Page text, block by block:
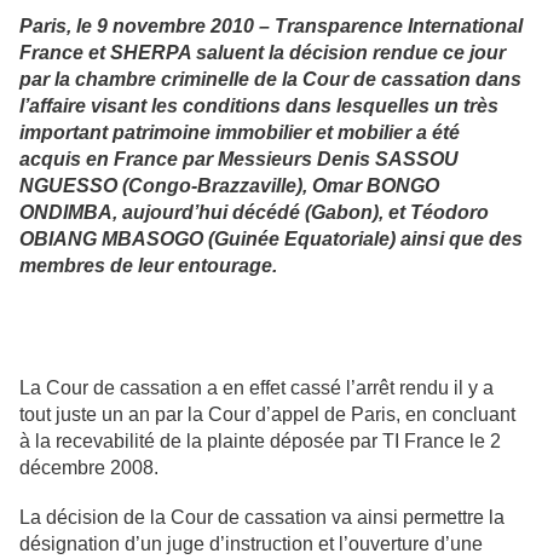
Paris, le 9 novembre 2010 – Transparence International
France et SHERPA saluent la décision rendue ce jour
par la chambre criminelle de la Cour de cassation dans
l’affaire visant les conditions dans lesquelles un très
important patrimoine immobilier et mobilier a été
acquis en France par Messieurs Denis SASSOU
NGUESSO (Congo-Brazzaville), Omar BONGO
ONDIMBA, aujourd’hui décédé (Gabon), et Téodoro
OBIANG MBASOGO (Guinée Equatoriale) ainsi que des
membres de leur entourage.
La Cour de cassation a en effet cassé l’arrêt rendu il y a
tout juste un an par la Cour d’appel de Paris, en concluant
à la recevabilité de la plainte déposée par TI France le 2
décembre 2008.
La décision de la Cour de cassation va ainsi permettre la
désignation d’un juge d’instruction et l’ouverture d’une